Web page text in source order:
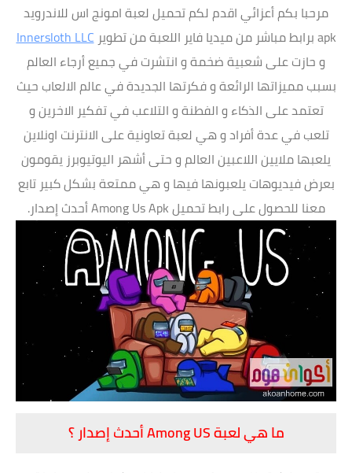
مرحبا بكم أعزائي اقدم لكم تحميل لعبة امونج اس للاندرويد
apk برابط مباشر من ميديا فاير اللعبة من تطوير
Innersloth LLC
و حازت على شعبية ضخمة و انتشرت في جميع أرجاء العالم
بسبب مميزاتها الرائعة و فكرتها الجديدة في عالم الالعاب حيث
تعتمد على الذكاء و الفطنة و التلاعب في تفكير الاخرين و
تلعب في عدة أفراد و هي لعبة تعاونية على الانترنت اونلاين
يلعبها ملايين اللاعبين العالم و حتى أشهر اليوتيوبرز يقومون
بعرض فيديوهات يلعبونها فيها و هي ممتعة بشكل كبير تابع
معنا للحصول على رابط تحميل Among Us Apk أحدث إصدار.
ما هي لعبة Among US أحدث إصدار ؟